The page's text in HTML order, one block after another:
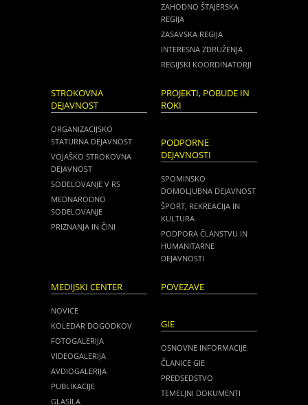
ZAHODNO ŠTAJERSKA
REGIJA
ZASAVSKA REGIJA
INTERESNA ZDRUŽENJA
REGIJSKI KOORDINATORJI
STROKOVNA
DEJAVNOST
ORGANIZACIJSKO
STATURNA DEJAVNOST
VOJAŠKO STROKOVNA
DEJAVNOST
SODELOVANJE V RS
MEDNARODNO
SODELOVANJE
PRIZNANJA IN ČINI
PROJEKTI, POBUDE IN
ROKI
PODPORNE
DEJAVNOSTI
SPOMINSKO
DOMOLJUBNA DEJAVNOST
ŠPORT, REKREACIJA IN
KULTURA
PODPORA ČLANSTVU IN
HUMANITARNE
DEJAVNOSTI
MEDIJSKI CENTER
NOVICE
KOLEDAR DOGODKOV
FOTOGALERIJA
VIDEOGALERIJA
AVDIOGALERIJA
PUBLIKACIJE
GLASILA
POVEZAVE
GIE
OSNOVNE INFORMACIJE
ČLANICE GIE
PREDSEDSTVO
TEMELJNI DOKUMENTI